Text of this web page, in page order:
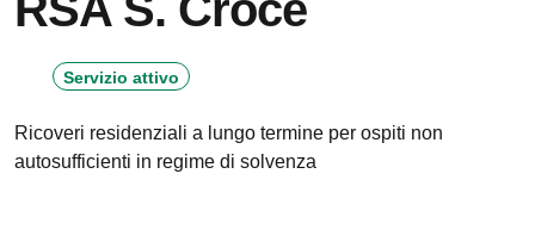
Servizio attivo
Ricoveri residenziali a lungo termine per ospiti non
autosufficienti in regime di solvenza